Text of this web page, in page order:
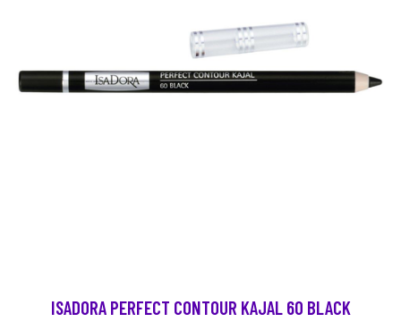
ISADORA PERFECT CONTOUR KAJAL 60 BLACK